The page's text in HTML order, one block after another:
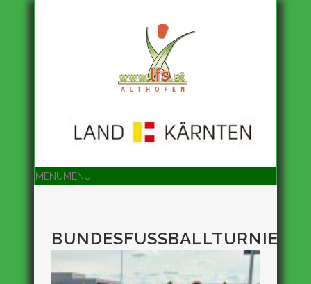
MENUMENU
BUNDESFUSSBALLTURNIEROÖ